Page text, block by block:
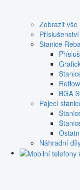
Zobrazit vše
Stanice
BGA
Pájecí
Náhradní